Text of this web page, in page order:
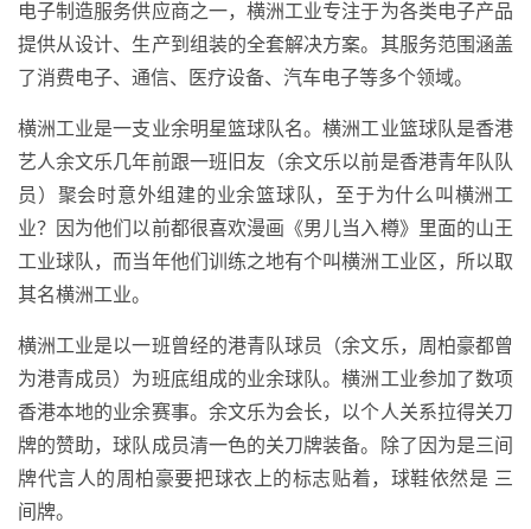
电子制造服务供应商之一，横洲工业专注于为各类电子产品
提供从设计、生产到组装的全套解决方案。其服务范围涵盖
了消费电子、通信、医疗设备、汽车电子等多个领域。
横洲工业是一支业余明星篮球队名。横洲工业篮球队是香港
艺人余文乐几年前跟一班旧友（余文乐以前是香港青年队队
员）聚会时意外组建的业余篮球队，至于为什么叫横洲工
业？因为他们以前都很喜欢漫画《男儿当入樽》里面的山王
工业球队，而当年他们训练之地有个叫横洲工业区，所以取
其名横洲工业。
横洲工业是以一班曾经的港青队球员（余文乐，周柏豪都曾
为港青成员）为班底组成的业余球队。横洲工业参加了数项
香港本地的业余赛事。余文乐为会长，以个人关系拉得关刀
牌的赞助，球队成员清一色的关刀牌装备。除了因为是三间
牌代言人的周柏豪要把球衣上的标志贴着，球鞋依然是 三
间牌。